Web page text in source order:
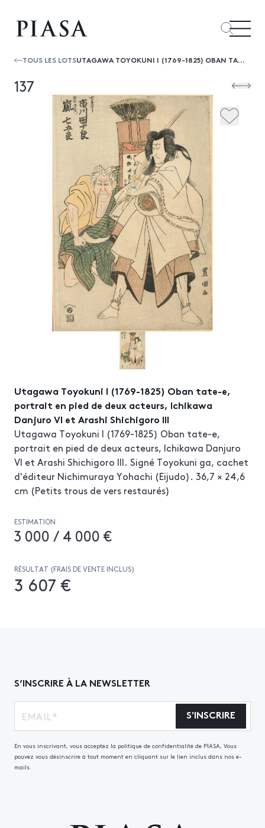
TOUS LES LOTS UTAGAWA TOYOKUNI I (1769-1825) OBAN TATE-E, PORTRAIT EN PIED DE DEUX ACTEURS, ICHIKAWA DANJURO VI ET ARASHI SHICHIGORO III
137
Utagawa Toyokuni I (1769-1825) Oban tate-e,
portrait en pied de deux acteurs, Ichikawa
Danjuro VI et Arashi Shichigoro III
Utagawa Toyokuni I (1769-1825) Oban tate-e,
portrait en pied de deux acteurs, Ichikawa Danjuro
VI et Arashi Shichigoro III. Signé Toyokuni ga, cachet
d'éditeur Nichimuraya Yohachi (Eijudo). 36,7 × 24,6
cm (Petits trous de vers restaurés)
ESTIMATION
3 000 / 4 000 €
RÉSULTAT (FRAIS DE VENTE INCLUS)
3 607 €
S’INSCRIRE À LA NEWSLETTER
S'INSCRIRE
En vous inscrivant, vous acceptez la politique de confidentialité de PIASA, Vous
pouvez vous désinscrire à tout moment en cliquant sur le lien inclus dans nos e-
mails.